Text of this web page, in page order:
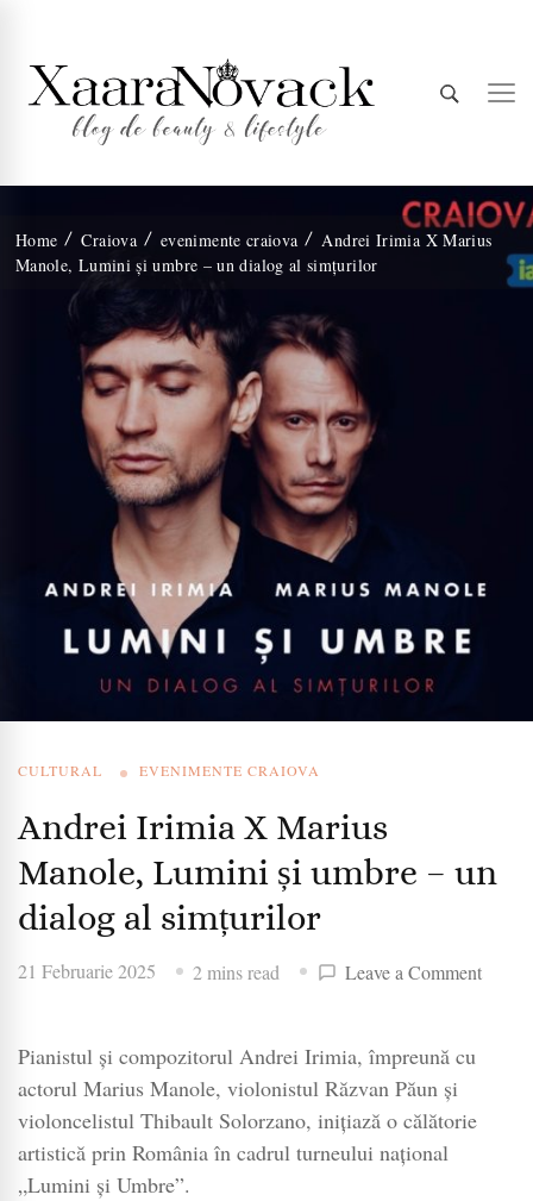
Xaara
Novack
Home Craiova evenimente craiova
Andrei Irimia X Marius
Manole, Lumini și umbre – un dialog al simțurilor
CULTURAL EVENIMENTE CRAIOVA
Andrei Irimia X Marius
Manole, Lumini și umbre – un
dialog al simțurilor
21 Februarie 2025 2 mins read Leave a Commenton
Pianistul și compozitorul Andrei Irimia, împreună cu
actorul Marius Manole, violonistul Răzvan Păun și
violoncelistul Thibault Solorzano, inițiază o călătorie
artistică prin România în cadrul turneului național
„Lumini și Umbre”.